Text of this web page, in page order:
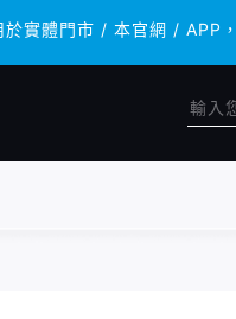
體門市 / 本官網 / APP，
體門市 / 本官網 / APP，